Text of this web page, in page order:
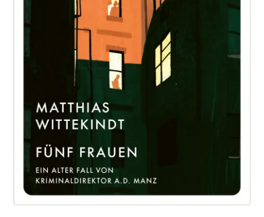
WEITERE VERLAGE